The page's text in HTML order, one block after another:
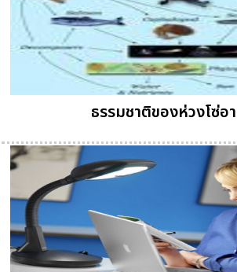
ธรรมชาติของห่วงโซ่อ